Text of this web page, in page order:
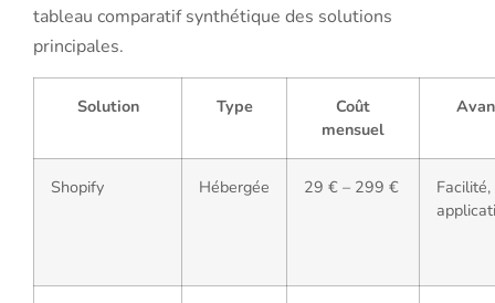
tableau comparatif synthétique des solutions
principales.
Solution Type
Coût
mensuel
Shopify Hébergée 29 € – 299 €